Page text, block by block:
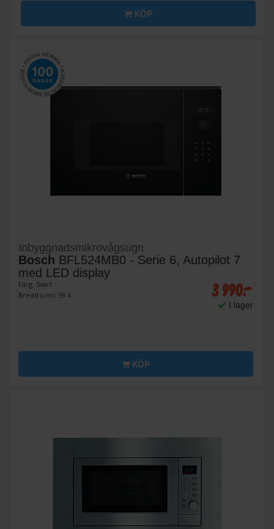
KÖP
Inbyggnadsmikrovågsugn
Bosch BFL524MB0 - Serie 6, Autopilot 7
med LED display
Färg: Svart
Bredd (cm): 59.4
3 990:-
I lager
KÖP